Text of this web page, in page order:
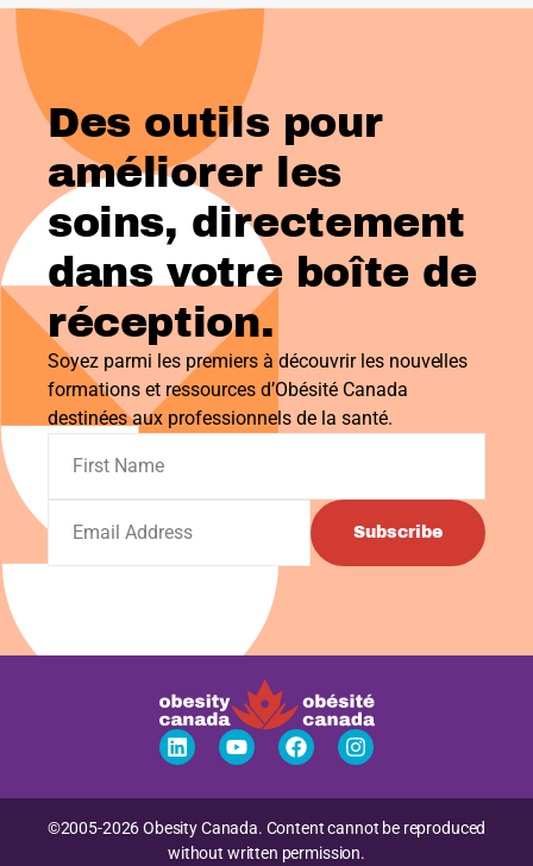
Des outils pour
améliorer les
soins, directement
dans votre boîte de
réception.
Soyez parmi les premiers à découvrir les nouvelles
formations et ressources d’Obésité Canada
destinées aux professionnels de la santé.
Subscribe
©2005-2026 Obesity Canada. Content cannot be reproduced
without written permission.